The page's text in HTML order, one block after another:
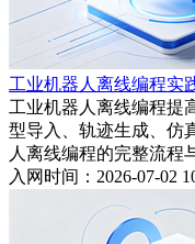
工业机器人离线编程实
工业机器人离线编程提
型导入、轨迹生成、仿
人离线编程的完整流程
入网时间：2026-07-02